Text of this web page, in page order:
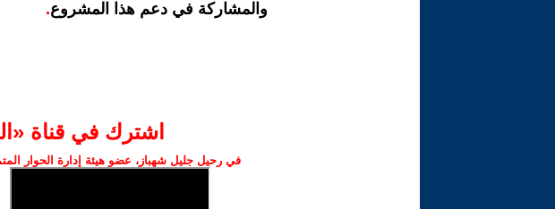
والمشاركة في دعم هذا المشروع.
اشترك في قناة
في رحيل جليل شهباز، عضو هيئة إدارة الحوار